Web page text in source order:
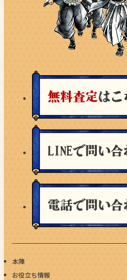
無料査定はこ
LINEで問い合
電話で問い合
本陣
お役立ち情報